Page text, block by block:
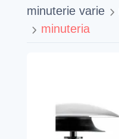
minuterie varie
minuteria